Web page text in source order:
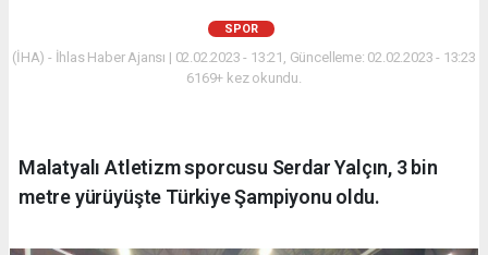
SPOR
(İHA) - İhlas Haber Ajansı | 02.02.2023 - 13:21, Güncelleme: 02.02.2023 - 13:23
6169+ kez okundu.
Malatyalı Atletizm sporcusu Serdar Yalçın, 3 bin
metre yürüyüşte Türkiye Şampiyonu oldu.